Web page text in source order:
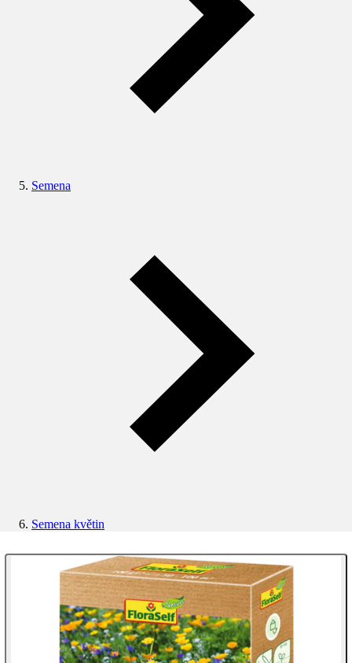
Semena
Semena květin